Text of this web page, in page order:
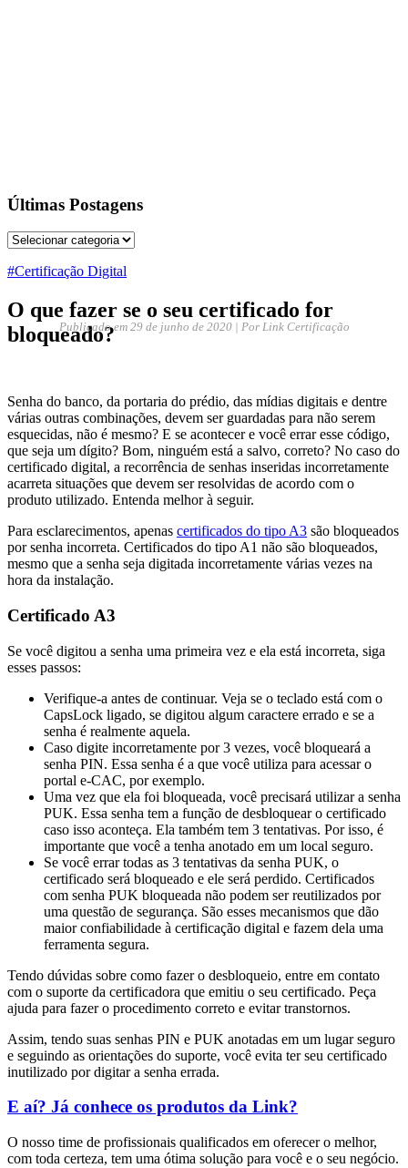
Últimas Postagens
#Certificação Digital
O que fazer se o seu certificado for
bloqueado?
Publicado em 29 de junho de 2020| Por Link Certificação
Senha do banco, da portaria do prédio, das mídias digitais e dentre
várias outras combinações, devem ser guardadas para não serem
esquecidas, não é mesmo? E se acontecer e você errar esse código,
que seja um dígito? Bom, ninguém está a salvo, correto? No caso do
certificado digital, a recorrência de senhas inseridas incorretamente
acarreta situações que devem ser resolvidas de acordo com o
produto utilizado. Entenda melhor à seguir.
Para esclarecimentos, apenas certificados do tipo A3 são bloqueados
por senha incorreta. Certificados do tipo A1 não são bloqueados,
mesmo que a senha seja digitada incorretamente várias vezes na
hora da instalação.
Certificado A3
Se você digitou a senha uma primeira vez e ela está incorreta, siga
esses passos:
Verifique-a antes de continuar. Veja se o teclado está com o
CapsLock ligado, se digitou algum caractere errado e se a
senha é realmente aquela.
Caso digite incorretamente por 3 vezes, você bloqueará a
senha PIN. Essa senha é a que você utiliza para acessar o
portal e-CAC, por exemplo.
Uma vez que ela foi bloqueada, você precisará utilizar a senha
PUK. Essa senha tem a função de desbloquear o certificado
caso isso aconteça. Ela também tem 3 tentativas. Por isso, é
importante que você a tenha anotado em um local seguro.
Se você errar todas as 3 tentativas da senha PUK, o
certificado será bloqueado e ele será perdido. Certificados
com senha PUK bloqueada não podem ser reutilizados por
uma questão de segurança. São esses mecanismos que dão
maior confiabilidade à certificação digital e fazem dela uma
ferramenta segura.
Tendo dúvidas sobre como fazer o desbloqueio, entre em contato
com o suporte da certificadora que emitiu o seu certificado. Peça
ajuda para fazer o procedimento correto e evitar transtornos.
Assim, tendo suas senhas PIN e PUK anotadas em um lugar seguro
e seguindo as orientações do suporte, você evita ter seu certificado
inutilizado por digitar a senha errada.
E aí? Já conhece os produtos da Link?
O nosso time de profissionais qualificados em oferecer o melhor,
com toda certeza, tem uma ótima solução para você e o seu negócio.